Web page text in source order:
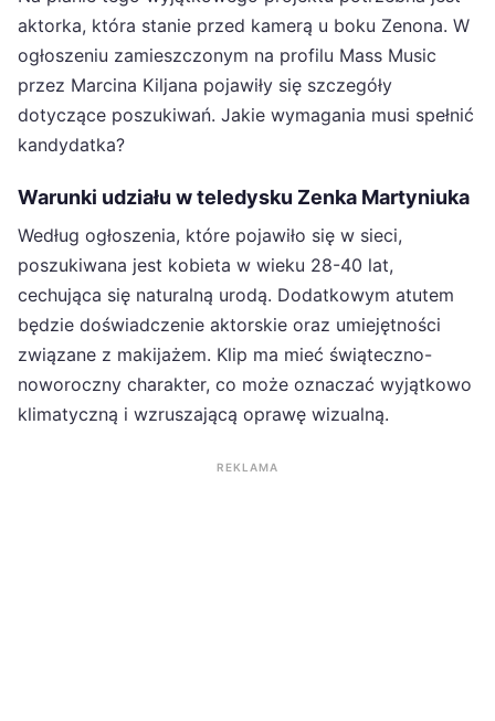
aktorka, która stanie przed kamerą u boku Zenona. W
ogłoszeniu zamieszczonym na profilu Mass Music
przez Marcina Kiljana pojawiły się szczegóły
dotyczące poszukiwań. Jakie wymagania musi spełnić
kandydatka?
Warunki udziału w teledysku Zenka Martyniuka
Według ogłoszenia, które pojawiło się w sieci,
poszukiwana jest kobieta w wieku 28-40 lat,
cechująca się naturalną urodą. Dodatkowym atutem
będzie doświadczenie aktorskie oraz umiejętności
związane z makijażem. Klip ma mieć świąteczno-
noworoczny charakter, co może oznaczać wyjątkowo
klimatyczną i wzruszającą oprawę wizualną.
REKLAMA